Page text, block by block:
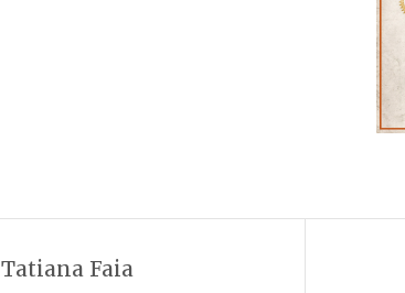
Tatiana Faia